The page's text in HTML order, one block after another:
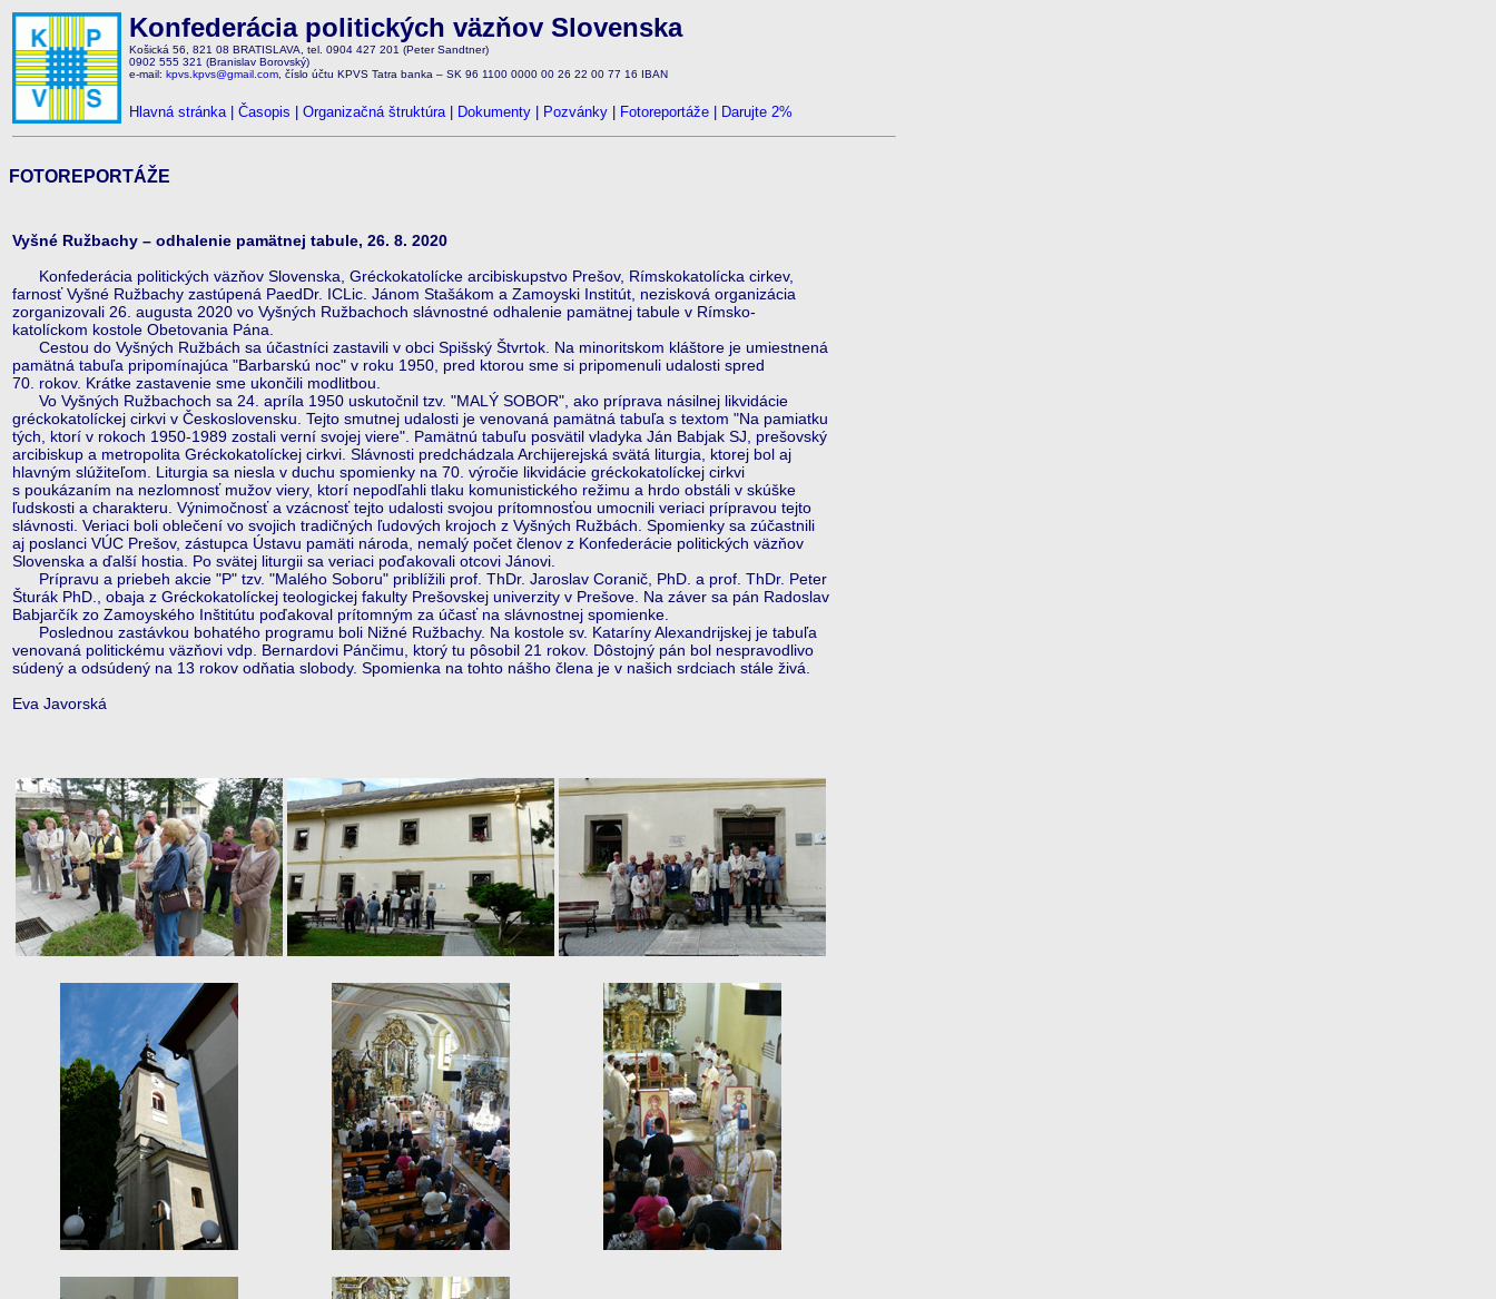
Konfederácia politických väzňov Slovenska
Košická 56, 821 08 BRATISLAVA, tel. 0904 427 201 (Peter Sandtner)
0902 555 321 (Branislav Borovský)
e-mail: kpvs.kpvs@gmail.com , číslo účtu KPVS Tatra banka – SK 96 1100 0000 00 26 22 00 77 16 IBAN
Hlavná stránka| Časopis Organizačná štruktúra| Dokumenty Pozvánky Fotoreportáže Darujte 2%
FOTOREPORTÁŽE
Vyšné Ružbachy – odhalenie pamätnej tabule, 26. 8. 2020
Konfederácia politických väzňov Slovenska, Gréckokatolícke arcibiskupstvo Prešov, Rímskokatolícka cirkev,
farnosť Vyšné Ružbachy zastúpená PaedDr. ICLic. Jánom Stašákom a Zamoyski Institút, nezisková organizácia
zorganizovali 26. augusta 2020 vo Vyšných Ružbachoch slávnostné odhalenie pamätnej tabule v Rímsko-
katolíckom kostole Obetovania Pána.
Cestou do Vyšných Ružbách sa účastníci zastavili v obci Spišský Štvrtok. Na minoritskom kláštore je umiestnená
pamätná tabuľa pripomínajúca "Barbarskú noc" v roku 1950, pred ktorou sme si pripomenuli udalosti spred
70. rokov. Krátke zastavenie sme ukončili modlitbou.
Vo Vyšných Ružbachoch sa 24. apríla 1950 uskutočnil tzv. "MALÝ SOBOR", ako príprava násilnej likvidácie
gréckokatolíckej cirkvi v Československu. Tejto smutnej udalosti je venovaná pamätná tabuľa s textom "Na pamiatku
tých, ktorí v rokoch 1950-1989 zostali verní svojej viere". Pamätnú tabuľu posvätil vladyka Ján Babjak SJ, prešovský
arcibiskup a metropolita Gréckokatolíckej cirkvi. Slávnosti predchádzala Archijerejská svätá liturgia, ktorej bol aj
hlavným slúžiteľom. Liturgia sa niesla v duchu spomienky na 70. výročie likvidácie gréckokatolíckej cirkvi
s poukázaním na nezlomnosť mužov viery, ktorí nepodľahli tlaku komunistického režimu a hrdo obstáli v skúške
ľudskosti a charakteru. Výnimočnosť a vzácnosť tejto udalosti svojou prítomnosťou umocnili veriaci prípravou tejto
slávnosti. Veriaci boli oblečení vo svojich tradičných ľudových krojoch z Vyšných Ružbách. Spomienky sa zúčastnili
aj poslanci VÚC Prešov, zástupca Ústavu pamäti národa, nemalý počet členov z Konfederácie politických väzňov
Slovenska a ďalší hostia. Po svätej liturgii sa veriaci poďakovali otcovi Jánovi.
Prípravu a priebeh akcie "P" tzv. "Malého Soboru" priblížili prof. ThDr. Jaroslav Coranič, PhD. a prof. ThDr. Peter
Šturák PhD., obaja z Gréckokatolíckej teologickej fakulty Prešovskej univerzity v Prešove. Na záver sa pán Radoslav
Babjarčík zo Zamoyského Inštitútu poďakoval prítomným za účasť na slávnostnej spomienke.
Poslednou zastávkou bohatého programu boli Nižné Ružbachy. Na kostole sv. Kataríny Alexandrijskej je tabuľa
venovaná politickému väzňovi vdp. Bernardovi Pánčimu, ktorý tu pôsobil 21 rokov. Dôstojný pán bol nespravodlivo
súdený a odsúdený na 13 rokov odňatia slobody. Spomienka na tohto nášho člena je v našich srdciach stále živá.
Eva Javorská